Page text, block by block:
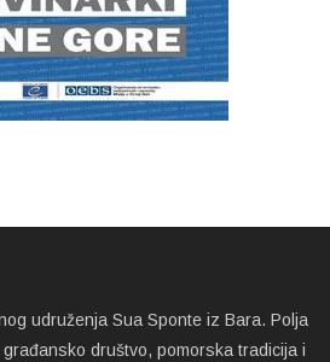
udruženja Sua Sponte iz Bara. Polja
društvo, pomorska tradicija i